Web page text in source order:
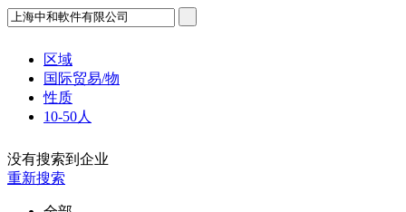
区域
国际贸易/物
性质
10-50人
没有搜索到企业
重新搜索